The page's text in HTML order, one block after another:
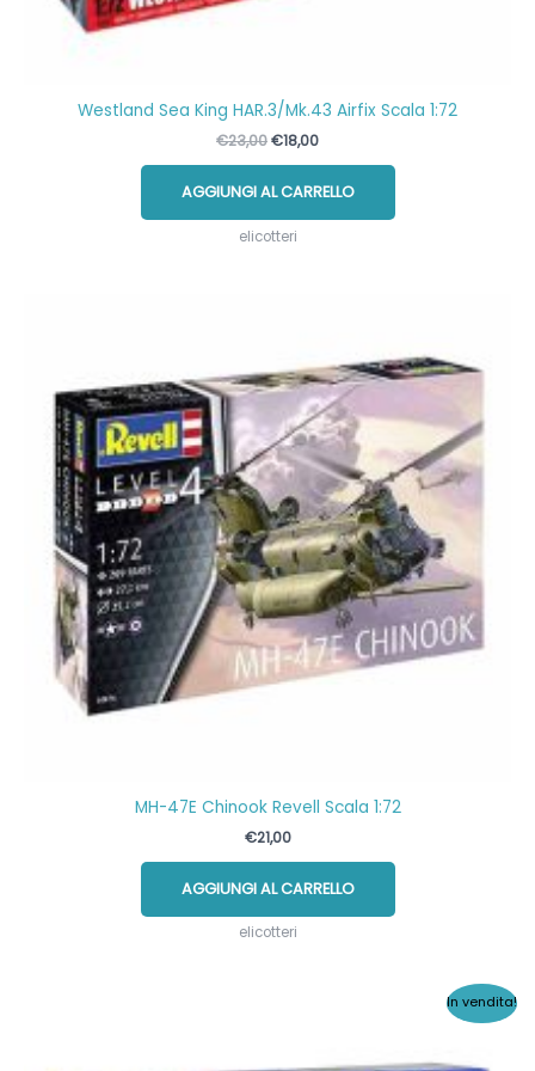
Westland Sea King HAR.3/Mk.43 Airfix Scala 1:72
€23,00Il
era:
€23,00.
€18,00Il
è:
€18,00.
AGGIUNGI AL CARRELLO
elicotteri
MH-47E Chinook Revell Scala 1:72
€21,00
AGGIUNGI AL CARRELLO
elicotteri
In vendita!